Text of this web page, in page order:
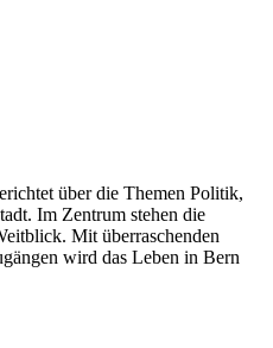
über die Themen Politik,
Im Zentrum stehen die
Mit überraschenden
wird das Leben in Bern